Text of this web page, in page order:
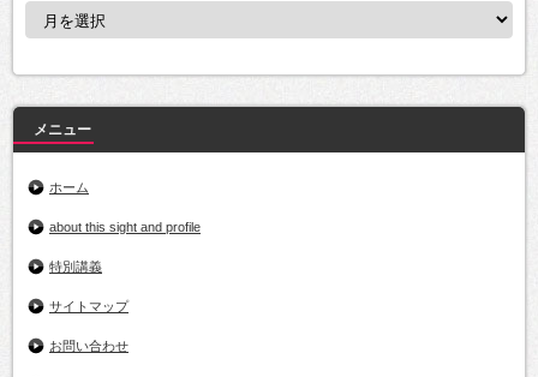
ア
ブ
メニュー
ホーム
about this sight and profile
特別講義
サイトマップ
お問い合わせ